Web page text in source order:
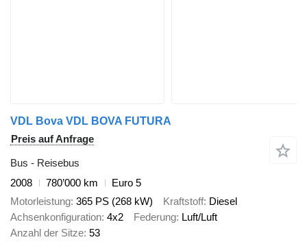
VDL Bova VDL BOVA FUTURA
Preis auf Anfrage
Bus - Reisebus
2008
780’000 km
Euro 5
Motorleistung 365 PS (268 kW) Kraftstoff Diesel
Achsenkonfiguration 4x2 Federung Luft/Luft
Anzahl der Sitze 53